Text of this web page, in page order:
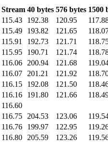
Stream 40 bytes 576 bytes 1500
115.43 192.38 120.95
115.49 193.82 121.65
115.91 192.73 121.71
115.95 190.71 121.74
116.06 200.94 121.68
116.07 201.21 121.92
116.15 192.08 121.50
116.16 191.80 121.66
116.60
116.75 204.53 123.06
116.76 199.97 122.95
116.80 205.59 123.26